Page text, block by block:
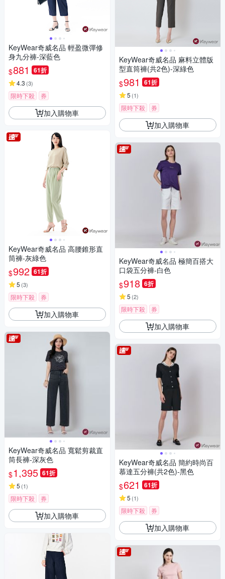
KeyWear奇威名品 輕盈微彈修
身九分褲-深藍色
$881 61折
4.3 (3)
限時下殺 券
加入購物車
KeyWear奇威名品 高腰錐形直
筒褲-灰綠色
$992 61折
5 (3)
限時下殺 券
加入購物車
KeyWear奇威名品 寬鬆剪裁直
筒長褲-深灰色
$1,395 61折
5 (1)
限時下殺 券
加入購物車
KeyWear奇威名品 麻料立體版
型直筒褲(共2色)-深綠色
$981 61折
5 (1)
限時下殺 券
加入購物車
KeyWear奇威名品 極簡百搭大
口袋五分褲-白色
$918 6折
5 (2)
限時下殺 券
加入購物車
KeyWear奇威名品 簡約時尚百
慕達五分褲(共2色)-黑色
$621 61折
5 (1)
限時下殺 券
加入購物車